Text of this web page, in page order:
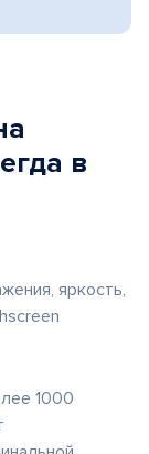
в
яркость,
1000